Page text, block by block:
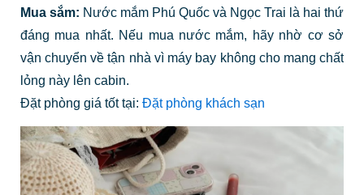
Mua sắm: Nước mắm Phú Quốc và Ngọc Trai là hai thứ
đáng mua nhất. Nếu mua nước mắm, hãy nhờ cơ sở
vận chuyển về tận nhà vì máy bay không cho mang chất
lỏng này lên cabin.
Đặt phòng giá tốt tại: Đặt phòng khách sạn